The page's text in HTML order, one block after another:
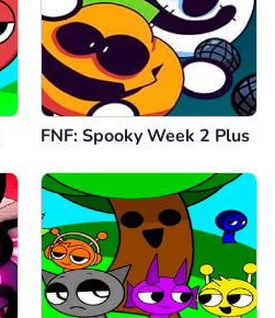
FNF: Spooky Week 2 Plus